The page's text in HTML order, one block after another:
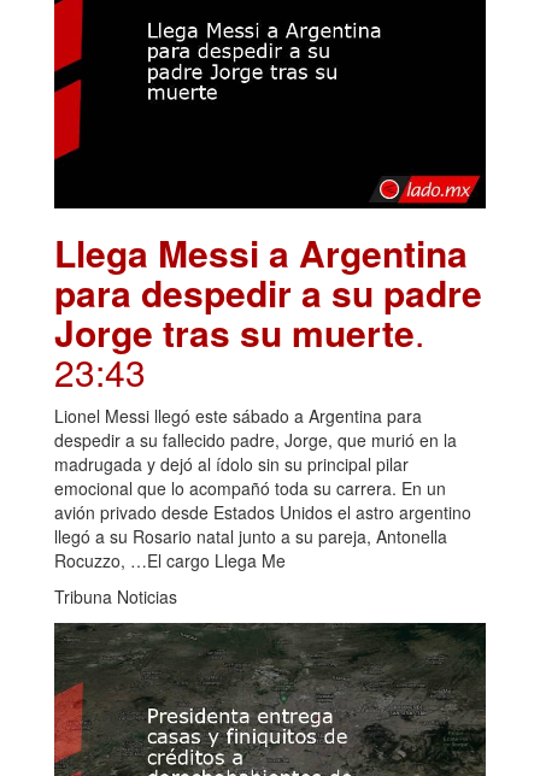
Llega Messi a Argentina
para despedir a su padre
Jorge tras su muerte.
23:43
Lionel Messi llegó este sábado a Argentina para
despedir a su fallecido padre, Jorge, que murió en la
madrugada y dejó al ídolo sin su principal pilar
emocional que lo acompañó toda su carrera. En un
avión privado desde Estados Unidos el astro argentino
llegó a su Rosario natal junto a su pareja, Antonella
Rocuzzo, …El cargo Llega Me
Tribuna Noticias